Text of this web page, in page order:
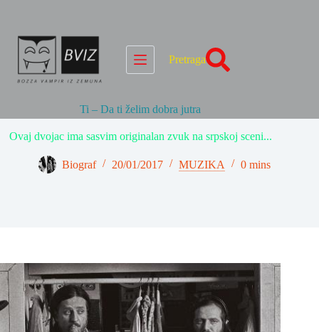
Pretraga
Ti – Da ti želim dobra jutra
Ovaj dvojac ima sasvim originalan zvuk na srpskoj sceni...
Biograf 20/01/2017 MUZIKA 0 mins